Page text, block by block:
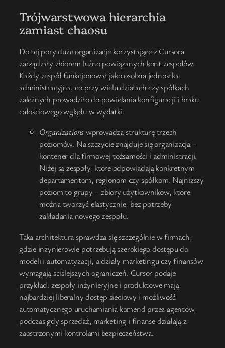
Trójwarstwowa hierarchia
zamiast chaosu
Do tej pory duże organizacje korzystające z Cursora
zarządzały zbiorem luźno powiązanych kont zespołów.
Każdy zespół funkcjonował jako osobna jednostka
administracyjna, co przy wielu działach czy spółkach
zależnych prowadziło do powielania konfiguracji i braku
całościowego wglądu w wydatki.
Organizations wprowadza strukturę trzech
poziomów. Na szczycie znajduje się organizacja –
kontener dla firmowej tożsamości i administracji.
Niżej są zespoły, które odpowiadają konkretnym
departamentom, regionom czy spółkom. Najniższy
poziom to grupy – zbiory użytkowników, które
można tworzyć elastycznie, bez potrzeby
zakładania nowego zespołu.
Taka architektura sprawdza się szczególnie w firmach,
gdzie inżynierowie potrzebują szerokiego dostępu do
modeli i automatyzacji, a działy marketingu czy finansów
wymagają ściślejszych ograniczeń. Cursor podaje
przykład: zespoły inżynieryjne i produktowe mają
najbardziej liberalny dostęp sieciowy i możliwość
automatycznego uruchamiania komend przez agentów,
podczas gdy sprzedaż, marketing i finanse działają z
zaostrzonymi kontrolami bezpieczeństwa.